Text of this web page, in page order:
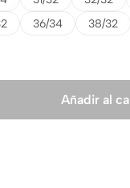
36/34 38/32
Añadir al